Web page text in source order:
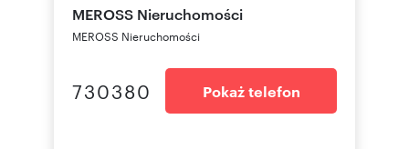
MEROSS Nieruchomości
MEROSS Nieruchomości
730380 Pokaż telefon